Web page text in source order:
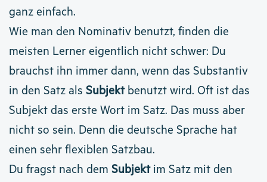
ganz einfach.
Wie man den Nominativ benutzt, finden die
meisten Lerner eigentlich nicht schwer: Du
brauchst ihn immer dann, wenn das Substantiv
in den Satz als Subjektbenutzt wird. Oft ist das
Subjekt das erste Wort im Satz. Das muss aber
nicht so sein. Denn die deutsche Sprache hat
einen sehr flexiblen Satzbau.
Du fragst nach dem Subjektim Satz mit den